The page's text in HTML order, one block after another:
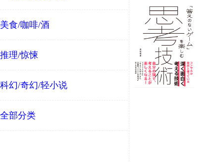
美食/咖啡/酒
推理/惊悚
科幻/奇幻/轻小说
全部分类